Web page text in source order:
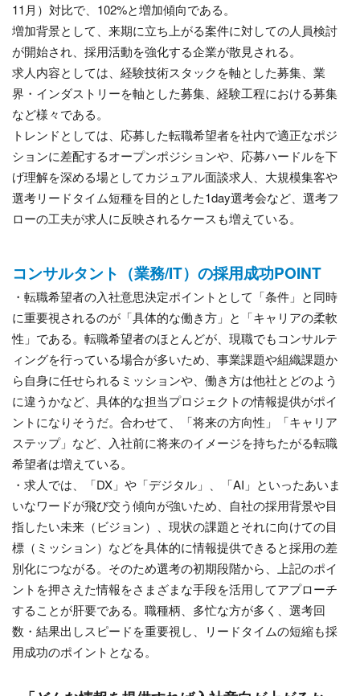
11月）対比で、102%と増加傾向である。
増加背景として、来期に立ち上がる案件に対しての人員検討
が開始され、採用活動を強化する企業が散見される。
求人内容としては、経験技術スタックを軸とした募集、業
界・インダストリーを軸とした募集、経験工程における募集
など様々である。
トレンドとしては、応募した転職希望者を社内で適正なポジ
ションに差配するオープンポジションや、応募ハードルを下
げ理解を深める場としてカジュアル面談求人、大規模集客や
選考リードタイム短種を目的とした1day選考会など、選考フ
ローの工夫が求人に反映されるケースも増えている。
コンサルタント（業務/IT）の採用成功POINT
・転職希望者の入社意思決定ポイントとして「条件」と同時
に重要視されるのが「具体的な働き方」と「キャリアの柔軟
性」である。転職希望者のほとんどが、現職でもコンサルテ
ィングを行っている場合が多いため、事業課題や組織課題か
ら自身に任せられるミッションや、働き方は他社とどのよう
に違うかなど、具体的な担当プロジェクトの情報提供がポイ
ントになりそうだ。合わせて、「将来の方向性」「キャリア
ステップ」など、入社前に将来のイメージを持ちたがる転職
希望者は増えている。
・求人では、「DX」や「デジタル」、「AI」といったあいま
いなワードが飛び交う傾向が強いため、自社の採用背景や目
指したい未来（ビジョン）、現状の課題とそれに向けての目
標（ミッション）などを具体的に情報提供できると採用の差
別化につながる。そのため選考の初期段階から、上記のポイ
ントを押さえた情報をさまざまな手段を活用してアプローチ
することが肝要である。職種柄、多忙な方が多く、選考回
数・結果出しスピードを重要視し、リードタイムの短縮も採
用成功のポイントとなる。